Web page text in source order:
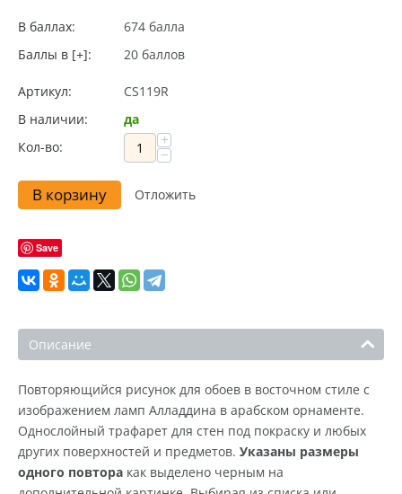
В баллах:
674 балла
Баллы в [+]:
20 баллов
Артикул:
CS119R
В наличии:
да
Кол-во:
+
−
В корзину Отложить
Save
Описание
Повторяющийся рисунок для обоев в восточном стиле с
изображением ламп Алладдина в арабском орнаменте.
Однослойный трафарет для стен под покраску и любых
других поверхностей и предметов. Указаны размеры
одного повтора как выделено черным на